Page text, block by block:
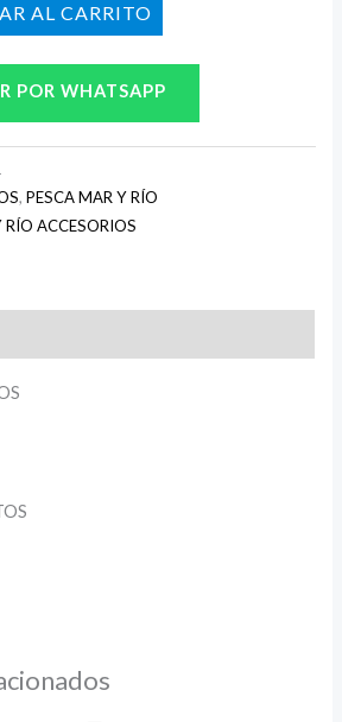
AL CARRITO
POR WHATSAPP
,PESCA MAR Y RÍO
RÍO ACCESORIOS